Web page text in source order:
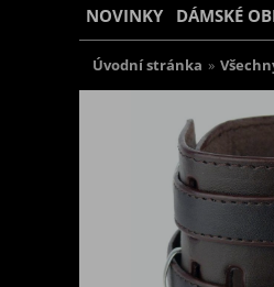
NOVINKY DÁMSKÉ
Úvodní stránka »